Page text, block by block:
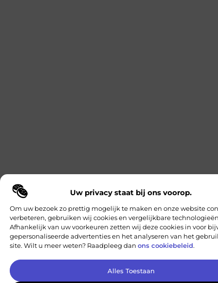
Uw privacy staat bij ons voorop.
Om uw bezoek zo prettig mogelijk te maken en onze website
verbeteren, gebruiken wij cookies en vergelijkbare
Afhankelijk van uw voorkeuren zetten wij deze cookies in voor
gepersonaliseerde advertenties en het analyseren van het
site. Wilt u meer weten? Raadpleeg dan ons cookiebeleid.
Alles Toestaan